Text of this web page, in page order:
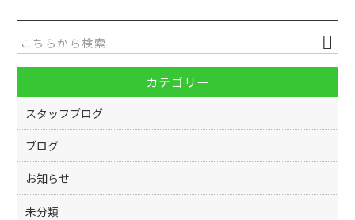
e
b
o
o
k
er
カテゴリー
スタッフブログ
ブログ
お知らせ
未分類